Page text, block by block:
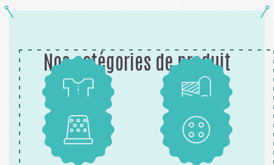
Nos catégories de produit
Patrons Tissus
Mercerie Boutons